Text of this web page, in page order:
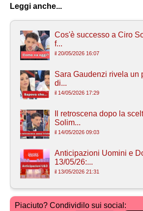
Leggi anche...
Cos'è successo a Ciro
f...
il 20/05/2026 16:07
Sara Gaudenzi rivela un
di...
il 14/05/2026 17:29
Il retroscena dopo la
Solim...
il 14/05/2026 09:03
Anticipazioni Uomini e
13/05/26:...
il 13/05/2026 21:31
Piaciuto? Condividilo sui social: